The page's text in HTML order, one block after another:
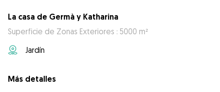
La casa de Germà y Katharina
Superficie de Zonas Exteriores : 5000 m²
Jardín
Más detalles